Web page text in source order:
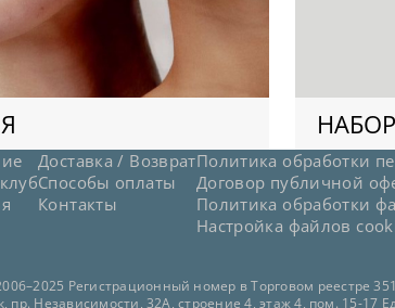
Доставка / Возврат
Способы оплаты
Контакты
Политика обработки
Договор публичной
Политика обработки
Настройка файлов
Регистрационный номер в Торговом реестре
пр. Независимости, 32А, строение 4, этаж 4, пом. 15-